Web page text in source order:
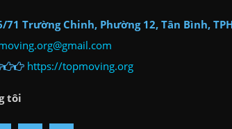
71 Trường Chinh, Phường 12, Tân Bình,
https://topmoving.org
tôi